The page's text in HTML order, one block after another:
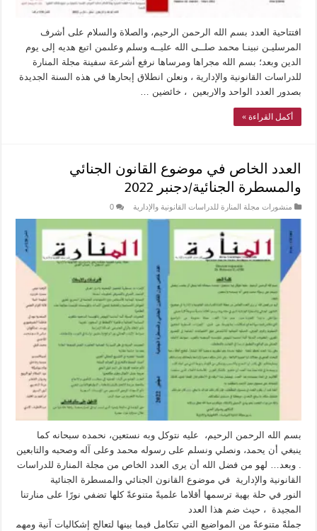
افتتاحية العدد بسم الله الرحمن الرحيم، والصلاة والسلام على أشرف
المرسليـن نبينـا محمد صلــى الله عليــه وسلم وعلىمن اتبع هديه إلى يوم
الدين وبعد؛ بسم الله مجراها ومرساها نرفع أشرعة سفينة مجلة المنارة
للدراسات القانونية والإدارية ، ونعلن انطلاق إبحارها في هذه السنة الجديدة
بصدور العدد الواحد والاربعين ، خائضين …
أكمل القراءة »
العدد الخاص في موضوع القانون الجنائي
والمسطرة الجنائية/دجنبر 2022
منشورات مجلة المنارة للدراسات القانونية والإدارية 0
بسم الله الرحمن الرحيم، عليه نتوكل وبه نستعين، نحمده سبحانه كما
ينبغي أن يحمد، ونصلي ونسلم على رسوله محمد وعلى آله وصحبه والتابعين
. وبعد… لهو من فضل الله أن يرى العدد الخاص من مجلة المنارة للدراسات
القانونية والإدارية في موضوع القانون الجنائي والمسطرة الجنائية
النور في حلة بهية ترسمها أقلاما علميةً متنوعةً كلها تضفي نورًا على منارتنا
المجيدة ، حيث ضم هذا العدد
جملةً متنوعةً من المواضيع التي تتكامل فيما بينها لتعالج إشكاليات آنية ومهم